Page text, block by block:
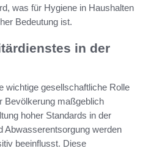
was für Hygiene in Haushalten
Bedeutung ist.
in der
wichtige gesellschaftliche Rolle
Bevölkerung maßgeblich
hoher Standards in der
Abwasserentsorgung werden
beeinflusst. Diese